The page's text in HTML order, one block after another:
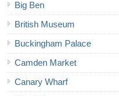
Big Ben
British Museum
Buckingham Palace
Camden Market
Canary Wharf